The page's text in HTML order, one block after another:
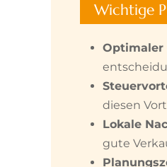
Wichtige
Optimaler
diesen
Lokale
gute